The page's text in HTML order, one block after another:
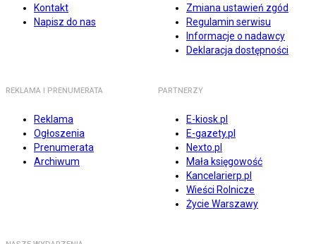
Kontakt
Napisz do nas
Zmiana ustawień zgód
Regulamin serwisu
Informacje o nadawcy
Deklaracja dostępności
REKLAMA I PRENUMERATA
Reklama
Ogłoszenia
Prenumerata
Archiwum
PARTNERZY
E-kiosk.pl
E-gazety.pl
Nexto.pl
Mała księgowość
Kancelarierp.pl
Wieści Rolnicze
Życie Warszawy